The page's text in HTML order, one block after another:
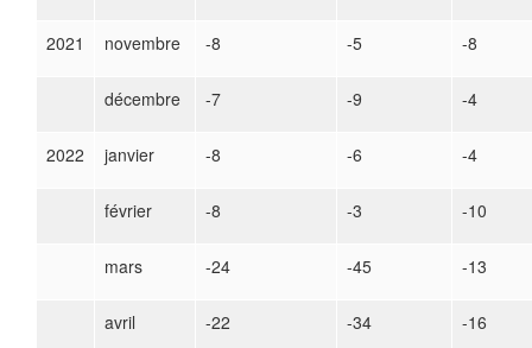
2021 novembre -8 -5 -8
décembre -7 -9 -4
2022 janvier -8 -6 -4
février -8 -3 -10
mars -24 -45 -13
avril -22 -34 -16